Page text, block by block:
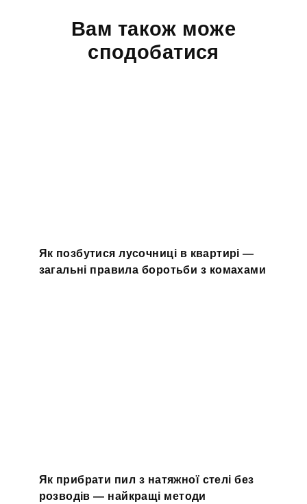
Вам також може
сподобатися
Як позбутися лусочниці в квартирі —
загальні правила боротьби з комахами
Як прибрати пил з натяжної стелі без
розводів — найкращі методи